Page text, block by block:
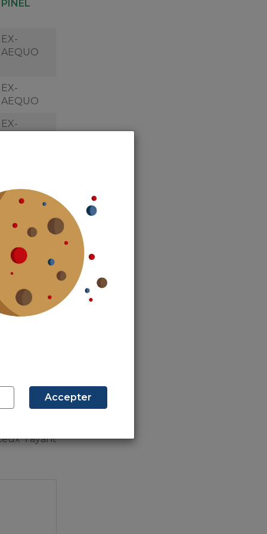
PINEL
EX-
AEQUO
EX-
AEQUO
EX-
de
le prix de
notaire et
l’ayant
Accepter